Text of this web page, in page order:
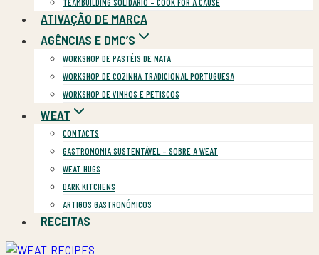
ATIVAÇÃO DE MARCA
AGÊNCIAS E DMC’S
WORKSHOP DE PASTÉIS DE NATA
WORKSHOP DE COZINHA TRADICIONAL PORTUGUESA
WORKSHOP DE VINHOS E PETISCOS
WEAT
CONTACTS
GASTRONOMIA SUSTENTÁVEL – SOBRE A WEAT
WEAT HUGS
DARK KITCHENS
ARTIGOS GASTRONÓMICOS
RECEITAS